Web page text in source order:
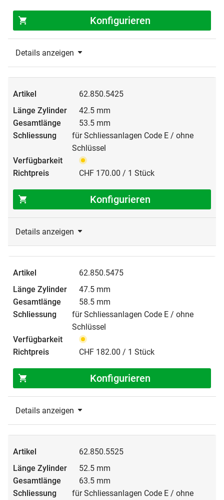
Konfigurieren
Details anzeigen
62.850.5425
42.5 mm
53.5 mm
für Schliessanlagen Code E / ohne
Schlüssel
CHF 170.00 / 1 Stück
Konfigurieren
Details anzeigen
62.850.5475
47.5 mm
58.5 mm
für Schliessanlagen Code E / ohne
Schlüssel
CHF 182.00 / 1 Stück
Konfigurieren
Details anzeigen
62.850.5525
52.5 mm
63.5 mm
für Schliessanlagen Code E / ohne